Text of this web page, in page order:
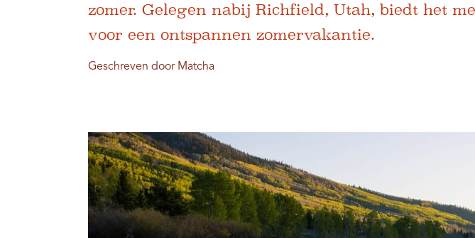
zomer. Gelegen nabij Richfield, Utah, biedt het
voor een ontspannen zomervakantie.
Geschreven door Matcha